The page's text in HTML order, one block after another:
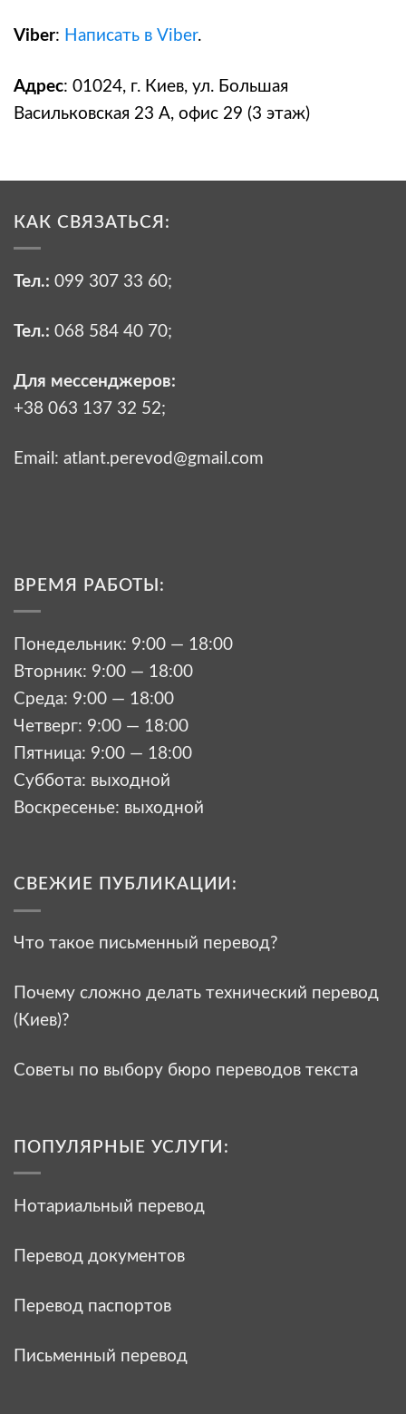
Viber: Написать в Viber.
Адрес: 01024, г. Киев, ул. Большая
Васильковская 23 А, офис 29 (3 этаж)
КАК СВЯЗАТЬСЯ:
Тел.: 099 307 33 60;
Тел.: 068 584 40 70;
Для мессенджеров:
+38 063 137 32 52;
Email: atlant.perevod@gmail.com
ВРЕМЯ РАБОТЫ:
Понедельник: 9:00 — 18:00
Вторник: 9:00 — 18:00
Среда: 9:00 — 18:00
Четверг: 9:00 — 18:00
Пятница: 9:00 — 18:00
Суббота: выходной
Воскресенье: выходной
СВЕЖИЕ ПУБЛИКАЦИИ:
Что такое письменный перевод?
Почему сложно делать технический перевод
(Киев)?
Советы по выбору бюро переводов текста
ПОПУЛЯРНЫЕ УСЛУГИ:
Нотариальный перевод
Перевод документов
Перевод паспортов
Письменный перевод